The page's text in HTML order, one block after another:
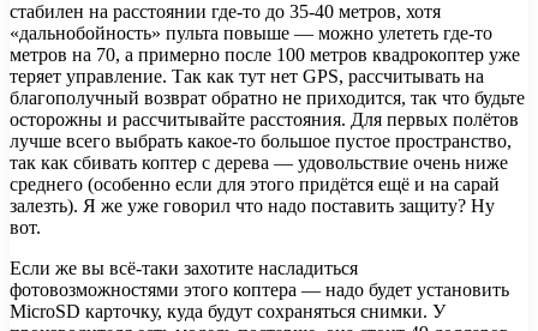
стабилен на расстоянии где-то до 35-40 метров, хотя
«дальнобойность» пульта повыше — можно улететь где-то
метров на 70, а примерно после 100 метров квадрокоптер уже
теряет управление. Так как тут нет GPS, рассчитывать на
благополучный возврат обратно не приходится, так что будьте
осторожны и рассчитывайте расстояния. Для первых полётов
лучше всего выбрать какое-то большое пустое пространство,
так как сбивать коптер с дерева — удовольствие очень ниже
среднего (особенно если для этого придётся ещё и на сарай
залезть). Я же уже говорил что надо поставить защиту? Ну
вот.
Если же вы всё-таки захотите насладиться
фотовозможностями этого коптера — надо будет установить
MicroSD карточку, куда будут сохраняться снимки. У